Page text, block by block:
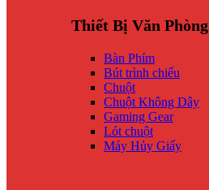
Thiết Bị Văn Phòng
Bàn Phím
Bút trình chiếu
Chuột
Chuột Không Dây
Gaming Gear
Lót chuột
Máy Hủy Giấy